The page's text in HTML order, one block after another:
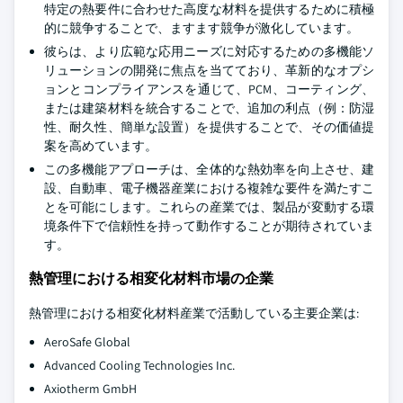
特定の熱要件に合わせた高度な材料を提供するために積極
的に競争することで、ますます競争が激化しています。
彼らは、より広範な応用ニーズに対応するための多機能ソ
リューションの開発に焦点を当てており、革新的なオプシ
ョンとコンプライアンスを通じて、PCM、コーティング、
または建築材料を統合することで、追加の利点（例：防湿
性、耐久性、簡単な設置）を提供することで、その価値提
案を高めています。
この多機能アプローチは、全体的な熱効率を向上させ、建
設、自動車、電子機器産業における複雑な要件を満たすこ
とを可能にします。これらの産業では、製品が変動する環
境条件下で信頼性を持って動作することが期待されていま
す。
熱管理における相変化材料市場の企業
熱管理における相変化材料産業で活動している主要企業は:
AeroSafe Global
Advanced Cooling Technologies Inc.
Axiotherm GmbH